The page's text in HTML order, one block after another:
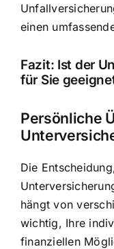
einen
Fazit: Ist der
für Sie
Persönliche
Die
hängt von
wichtig, Ihre
finanziellen